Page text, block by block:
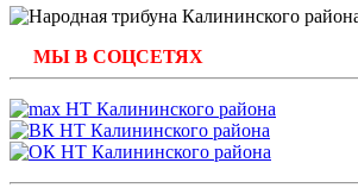
МЫ В СОЦСЕТЯХ